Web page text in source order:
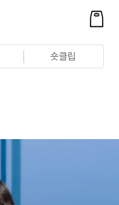
숏클립